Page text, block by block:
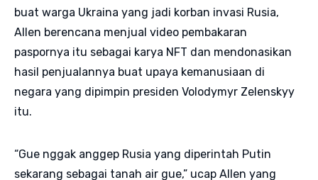
buat warga Ukraina yang jadi korban invasi Rusia,
Allen berencana menjual video pembakaran
paspornya itu sebagai karya NFT dan mendonasikan
hasil penjualannya buat upaya kemanusiaan di
negara yang dipimpin presiden Volodymyr Zelenskyy
itu.
“Gue nggak anggep Rusia yang diperintah Putin
sekarang sebagai tanah air gue,” ucap Allen yang